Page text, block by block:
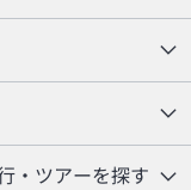
・ツアーを探す